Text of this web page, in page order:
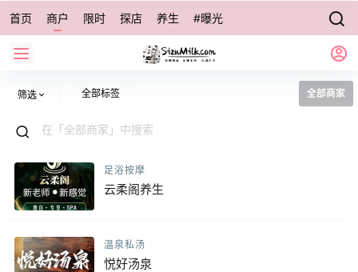
首页 商户 限时 探店 养生 #曝光
筛选 全部标签 全部商家
足浴按摩
云柔阁养生
温泉私汤
悦好汤泉